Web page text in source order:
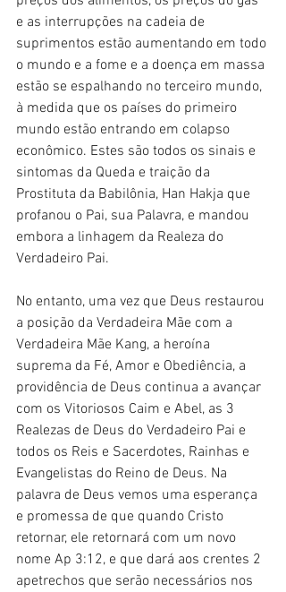
e as interrupções na cadeia de
suprimentos estão aumentando em todo
o mundo e a fome e a doença em massa
estão se espalhando no terceiro mundo,
à medida que os países do primeiro
mundo estão entrando em colapso
econômico. Estes são todos os sinais e
sintomas da Queda e traição da
Prostituta da Babilônia, Han Hakja que
profanou o Pai, sua Palavra, e mandou
embora a linhagem da Realeza do
Verdadeiro Pai.
No entanto, uma vez que Deus restaurou
a posição da Verdadeira Mãe com a
Verdadeira Mãe Kang, a heroína
suprema da Fé, Amor e Obediência, a
providência de Deus continua a avançar
com os Vitoriosos Caim e Abel, as 3
Realezas de Deus do Verdadeiro Pai e
todos os Reis e Sacerdotes, Rainhas e
Evangelistas do Reino de Deus. Na
palavra de Deus vemos uma esperança
e promessa de que quando Cristo
retornar, ele retornará com um novo
nome Ap 3:12, e que dará aos crentes 2
apetrechos que serão necessários nos